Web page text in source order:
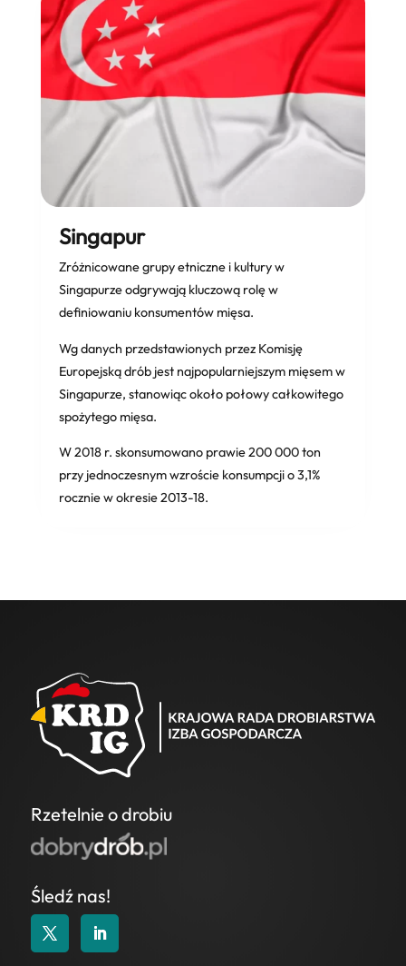
Singapur
Zróżnicowane grupy etniczne i kultury w
Singapurze odgrywają kluczową rolę w
definiowaniu konsumentów mięsa.
Wg danych przedstawionych przez Komisję
Europejską drób jest najpopularniejszym mięsem w
Singapurze, stanowiąc około połowy całkowitego
spożytego mięsa.
W 2018 r. skonsumowano prawie 200 000 ton
przy jednoczesnym wzroście konsumpcji o 3,1%
rocznie w okresie 2013-18.
Rzetelnie o drobiu
Śledź nas!